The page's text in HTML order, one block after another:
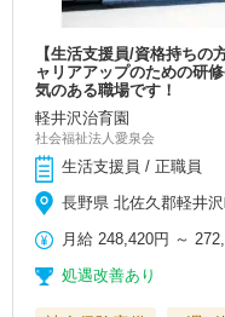
【生活支援員/資格持ちの
ャリアアップのための研
気のある職場です！
軽井沢治育園
社会福祉法人愛泉会
生活支援員 / 正職員
長野県 北佐久郡軽井
月給 248,420円 ～
処遇改善あり